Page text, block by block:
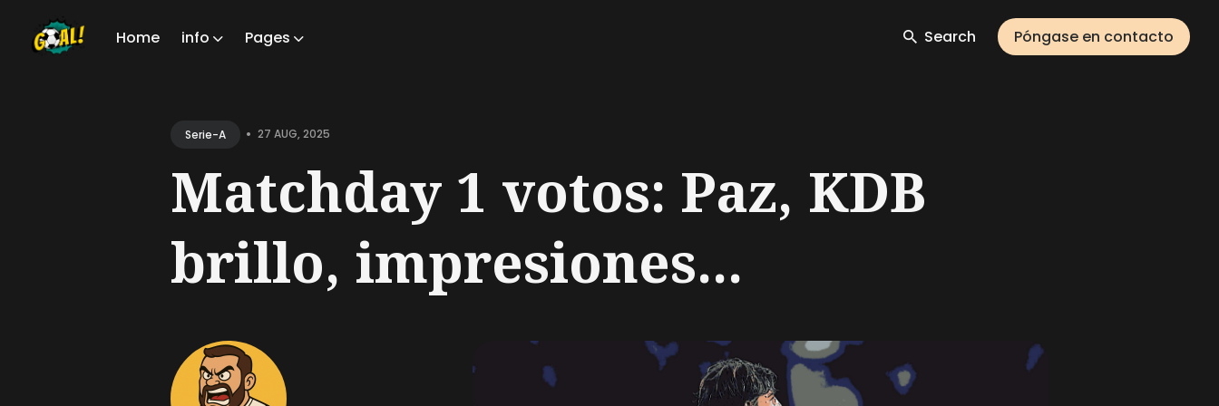
Home info Pages Search Póngase en contacto
Serie-A • 27 AUG, 2025
Matchday 1 votos: Paz, KDB
brillo, impresiones...